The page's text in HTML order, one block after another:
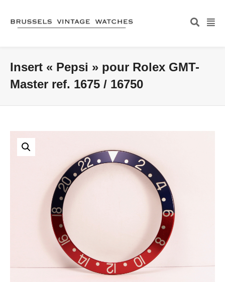
Insert « Pepsi » pour Rolex GMT-
Master ref. 1675 / 16750